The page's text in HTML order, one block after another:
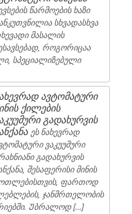
წარმოების ხაზი
სხვადასხვა
მასალის
როგორიცაა
სპეციალიზებული
ავტომატური
ქილების
გადახურვის
ეს ნახევრად
ვაკუუმური
გადახურვის
შესაფერისი მინის
ფართოდ
ჯანმრთელობის
Უბრალოდ […]